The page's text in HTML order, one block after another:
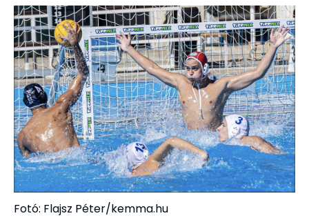
Fotó: Flajsz Péter/kemma.hu